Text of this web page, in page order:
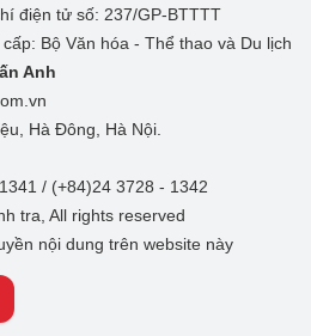
điện tử số: 237/GP-BTTTT
Bộ Văn hóa - Thể thao và Du lịch
Anh
Hà Đông, Hà Nội.
/ (+84)24 3728 - 1342
tra, All rights reserved
nội dung trên website này